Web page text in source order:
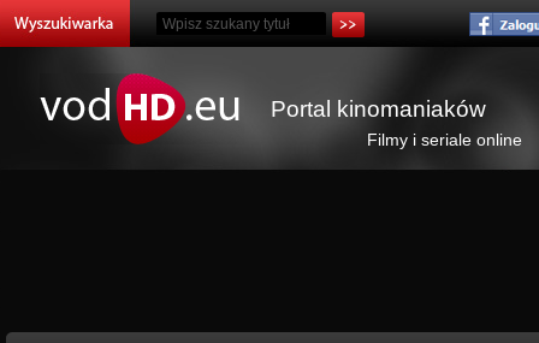
Portal kinomaniaków
Filmy i seriale online